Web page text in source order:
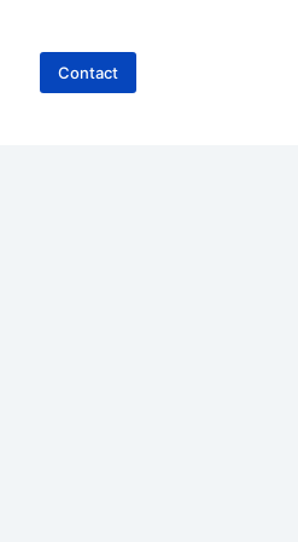
Contact